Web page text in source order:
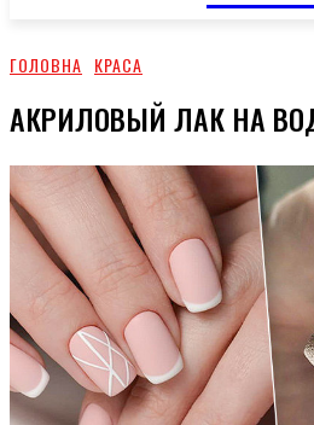
ГОЛОВНА КРАСА
АКРИЛОВЫЙ ЛАК НА